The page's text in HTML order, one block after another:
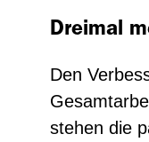
Dreimal
Den
stehen die